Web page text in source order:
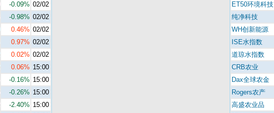
-0.09% 02/02
-0.98% 02/02
0.46% 02/02
0.97% 02/02
0.02% 02/02
0.06% 15:00
-0.16% 15:00
-0.26% 15:00
-2.40% 15:00
ET50环境科技
纯净科技
WH创新能源
ISE水指数
道琼水指数
CRB农业
Dax全球农金
Rogers农产
高盛农业品